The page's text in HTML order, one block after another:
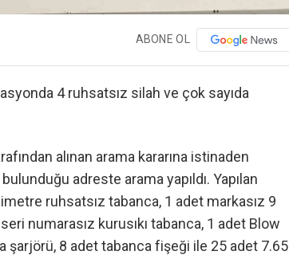
ABONE OL
4 ruhsatsız silah ve çok sayıda
alınan arama kararına istinaden
adreste arama yapıldı. Yapılan
ruhsatsız tabanca, 1 adet markasız 9
numarasız kurusıkı tabanca, 1 adet Blow
şarjörü, 8 adet tabanca fişeği ile 25 adet 7.65